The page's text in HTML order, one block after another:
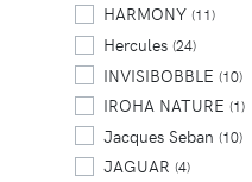
HARMONY (11)
Hercules (24)
INVISIBOBBLE (10)
IROHA NATURE (1)
Jacques Seban (10)
JAGUAR (4)